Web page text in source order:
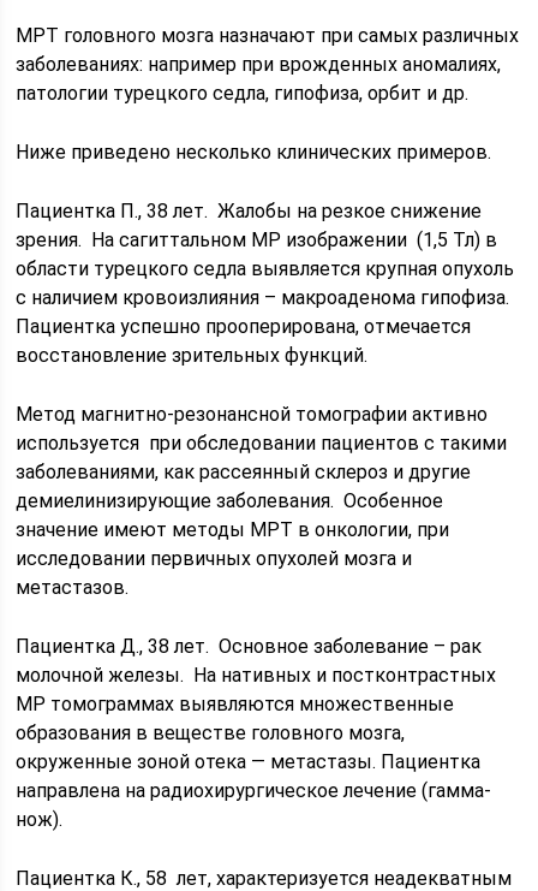
МРТ головного мозга назначают при самых различных
заболеваниях: например при врожденных аномалиях,
патологии турецкого седла, гипофиза, орбит и др.
Ниже приведено несколько клинических примеров.
Пациентка П., 38 лет. Жалобы на резкое снижение
зрения. На сагиттальном МР изображении (1,5 Тл) в
области турецкого седла выявляется крупная опухоль
с наличием кровоизлияния – макроаденома гипофиза.
Пациентка успешно прооперирована, отмечается
восстановление зрительных функций.
Метод магнитно-резонансной томографии активно
используется при обследовании пациентов с такими
заболеваниями, как рассеянный склероз и другие
демиелинизирующие заболевания. Особенное
значение имеют методы МРТ в онкологии, при
исследовании первичных опухолей мозга и
метастазов.
Пациентка Д., 38 лет. Основное заболевание – рак
молочной железы. На нативных и постконтрастных
МР томограммах выявляются множественные
образования в веществе головного мозга,
окруженные зоной отека — метастазы. Пациентка
направлена на радиохирургическое лечение (гамма-
нож).
Пациентка К., 58 лет, характеризуется неадекватным